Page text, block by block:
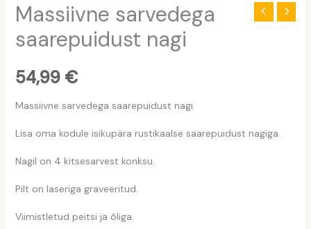
Massiivne sarvedega
saarepuidust nagi
54,99 €
Massiivne sarvedega saarepuidust nagi.
Lisa oma kodule isikupära rustikaalse saarepuidust nagiga.
Nagil on 4 kitsesarvest konksu.
Pilt on laseriga graveeritud.
Viimistletud peitsi ja õliga.